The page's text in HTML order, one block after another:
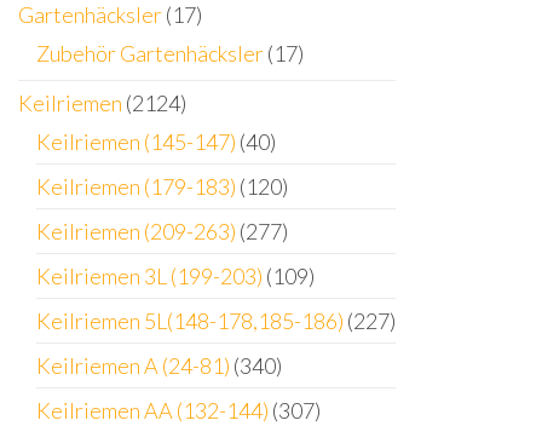
Gartenhäcksler(17)
Zubehör Gartenhäcksler(17)
Keilriemen (2124)
Keilriemen (145-147) (40)
Keilriemen (179-183) (120)
Keilriemen (209-263) (277)
Keilriemen 3L (199-203) (109)
Keilriemen 5L(148-178,185-186) (227)
Keilriemen A (24-81) (340)
Keilriemen AA (132-144) (307)